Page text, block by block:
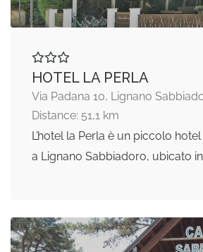
HOTEL LA PERLA
Via Padana 10, Lignano
Distance: 51,1 km
L’hotel la Perla è un piccolo
a Lignano Sabbiadoro, ubicato in